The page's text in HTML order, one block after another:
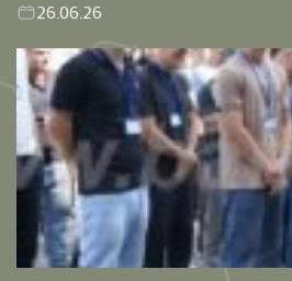
26.06.26